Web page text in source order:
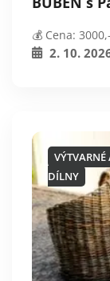
💰 Cena:
2. 10.
VÝTVARNÉ
DÍLNY